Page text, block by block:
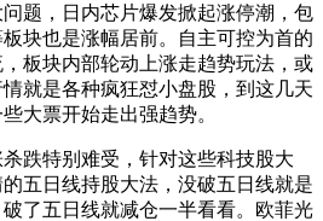
题，日内芯片爆发掀起涨停潮，包
块也是涨幅居前。自主可控为首的
板块内部轮动上涨走趋势玩法，或
就是各种疯狂怼小盘股，到这几天
大票开始走出强趋势。
跌特别难受，针对这些科技股大
五日线持股大法，没破五日线就是
了五日线就减仓一半看看。欧菲光